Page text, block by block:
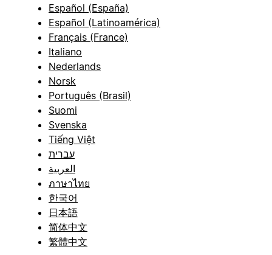
Español (España)
Español (Latinoamérica)
Français (France)
Italiano
Nederlands
Norsk
Português (Brasil)
Suomi
Svenska
Tiếng Việt
עברית
العربية
ภาษาไทย
한국어
日本語
简体中文
繁體中文